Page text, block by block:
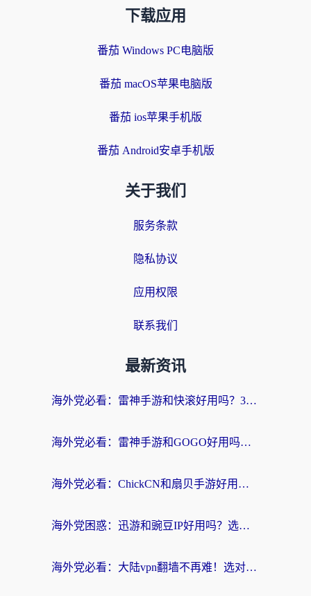
下载应用
番茄 Windows PC电脑版
番茄 macOS苹果电脑版
番茄 ios苹果手机版
番茄 Android安卓手机版
关于我们
服务条款
隐私协议
应用权限
联系我们
最新资讯
海外党必看：雷神手游和快滚好用吗？3步选对回国加速器无缝刷国内资源
海外党必看：雷神手游和GOGO好用吗？3步选对回国加速器，无缝刷剧玩原神
海外党必看：ChickCN和扇贝手游好用吗？3步选对回国加速器无缝刷国内资源
海外党困惑：迅游和豌豆IP好用吗？选对回国加速器，刷剧游戏再也不卡
海外党必看：大陆vpn翻墙不再难！选对加速器，无缝刷国内资源